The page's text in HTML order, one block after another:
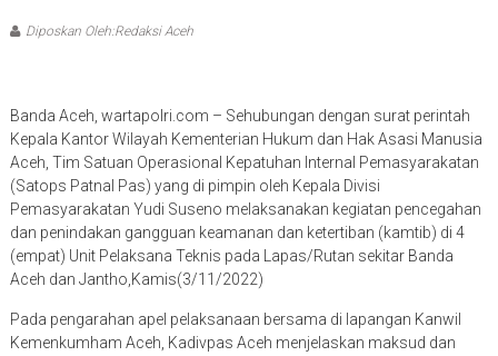
Diposkan Oleh:Redaksi Aceh
Banda Aceh, wartapolri.com – Sehubungan dengan surat perintah
Kepala Kantor Wilayah Kementerian Hukum dan Hak Asasi Manusia
Aceh, Tim Satuan Operasional Kepatuhan Internal Pemasyarakatan
(Satops Patnal Pas) yang di pimpin oleh Kepala Divisi
Pemasyarakatan Yudi Suseno melaksanakan kegiatan pencegahan
dan penindakan gangguan keamanan dan ketertiban (kamtib) di 4
(empat) Unit Pelaksana Teknis pada Lapas/Rutan sekitar Banda
Aceh dan Jantho,Kamis(3/11/2022)
Pada pengarahan apel pelaksanaan bersama di lapangan Kanwil
Kemenkumham Aceh, Kadivpas Aceh menjelaskan maksud dan